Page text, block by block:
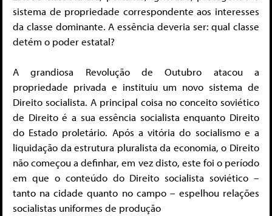
sistema de propriedade correspondente aos interesses
da classe dominante. A essência deveria ser: qual classe
detém o poder estatal?
A grandiosa Revolução de Outubro atacou a
propriedade privada e instituiu um novo sistema de
Direito socialista. A principal coisa no conceito soviético
de Direito é a sua essência socialista enquanto Direito
do Estado proletário. Após a vitória do socialismo e a
liquidação da estrutura pluralista da economia, o Direito
não começou a definhar, em vez disto, este foi o período
em que o conteúdo do Direito socialista soviético –
tanto na cidade quanto no campo – espelhou relações
socialistas uniformes de produção